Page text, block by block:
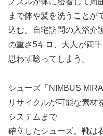
まで体や髪を洗うことが
込む。自宅訪問の入浴介
の重さ5キロ、大人が両
思わず唸ってしまう。
シューズ「NIMBUS
リサイクルが可能な素材
システムまで
確立したシューズ。靴は